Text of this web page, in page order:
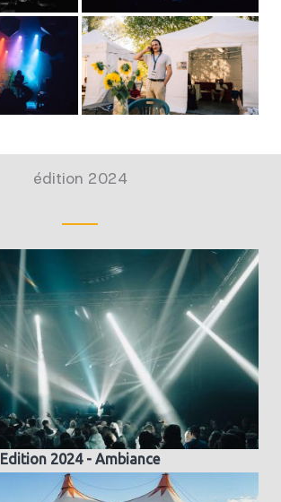
édition 2024
Edition 2024 - Ambiance